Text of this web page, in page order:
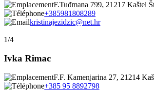
F.Tuđmana 799, 21217 Kaštel
+385981808289
kristinajezidzic@net.hr
1/4
Ivka Rimac
F.F. Kamenjarina 27, 21214
+385 95 8892798